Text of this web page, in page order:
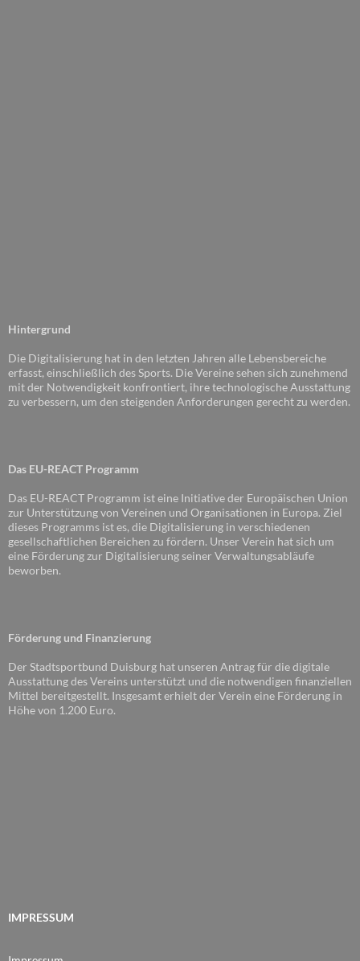
Hintergrund
Die Digitalisierung hat in den letzten Jahren alle Lebensbereiche
erfasst, einschließlich des Sports. Die Vereine sehen sich zunehmend
mit der Notwendigkeit konfrontiert, ihre technologische Ausstattung
zu verbessern, um den steigenden Anforderungen gerecht zu werden.
Das EU-REACT Programm
Das EU-REACT Programm ist eine Initiative der Europäischen Union
zur Unterstützung von Vereinen und Organisationen in Europa. Ziel
dieses Programms ist es, die Digitalisierung in verschiedenen
gesellschaftlichen Bereichen zu fördern. Unser Verein hat sich um
eine Förderung zur Digitalisierung seiner Verwaltungsabläufe
beworben.
Förderung und Finanzierung
Der Stadtsportbund Duisburg hat unseren Antrag für die digitale
Ausstattung des Vereins unterstützt und die notwendigen finanziellen
Mittel bereitgestellt. Insgesamt erhielt der Verein eine Förderung in
Höhe von 1.200 Euro.
IMPRESSUM